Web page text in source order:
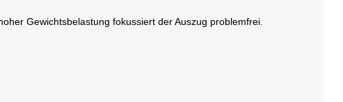
Gewichtsbelastung fokussiert der Auszug problemfrei.